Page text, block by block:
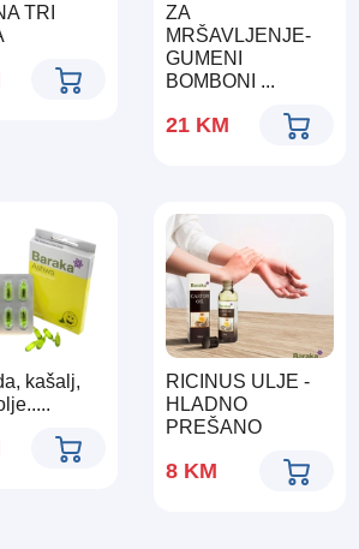
TRI
ZA
MRŠAVLJENJE-
GUMENI
BOMBONI ...
21 KM
kašalj,
RICINUS ULJE -
HLADNO
PREŠANO
8 KM